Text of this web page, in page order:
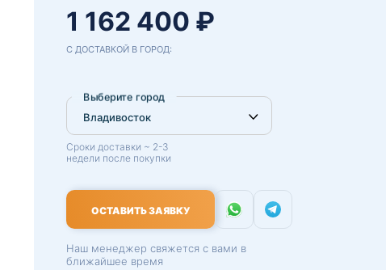
1 162 400 ₽
С ДОСТАВКОЙ В ГОРОД:
Выберите город
Сроки доставки ~ 2-3
недели после покупки
ОСТАВИТЬ ЗАЯВКУ
Наш менеджер свяжется с вами в
ближайшее время